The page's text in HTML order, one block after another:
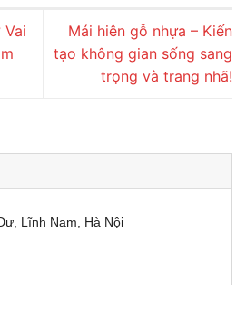
Vai
Mái hiên gỗ nhựa – Kiến
tạo không gian sống sang
trọng và trang nhã!
Lĩnh Nam, Hà Nội